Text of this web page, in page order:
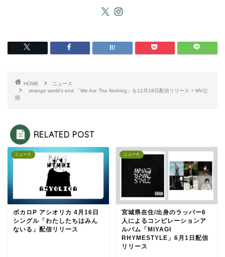
HOME
ニュース
strange world’s end 「We Are The Nothing」を12月18日配信リリース + MV公
開
RELATED POST
ニュース
ボカロP アシオリカ 4月16日
シングル「わたしたちはみん
ないる」配信リリース
ニュース
宮城県在住/出身のラッパー6
人によるコンピレーションア
ルバム「MIYAGI
RHYMESTYLE」6月1日配信
リリース